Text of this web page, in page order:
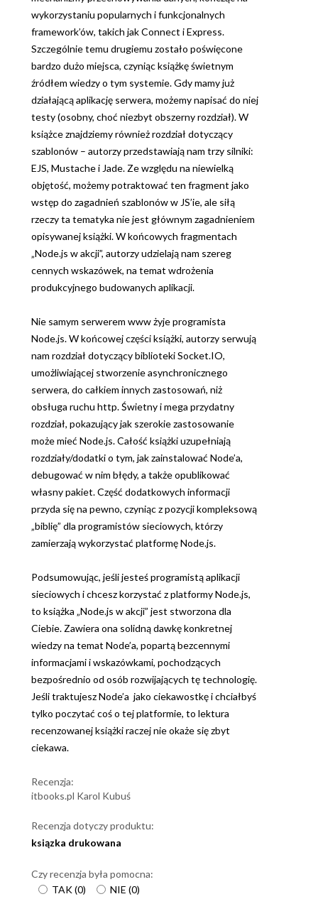
wykorzystaniu popularnych i funkcjonalnych
framework’ów, takich jak Connect i Express.
Szczególnie temu drugiemu zostało poświęcone
bardzo dużo miejsca, czyniąc książkę świetnym
źródłem wiedzy o tym systemie. Gdy mamy już
działającą aplikację serwera, możemy napisać do niej
testy (osobny, choć niezbyt obszerny rozdział). W
książce znajdziemy również rozdział dotyczący
szablonów – autorzy przedstawiają nam trzy silniki:
EJS, Mustache i Jade. Ze względu na niewielką
objętość, możemy potraktować ten fragment jako
wstęp do zagadnień szablonów w JS’ie, ale siłą
rzeczy ta tematyka nie jest głównym zagadnieniem
opisywanej książki. W końcowych fragmentach
„Node.js w akcji”, autorzy udzielają nam szereg
cennych wskazówek, na temat wdrożenia
produkcyjnego budowanych aplikacji.
Nie samym serwerem www żyje programista
Node.js. W końcowej części książki, autorzy serwują
nam rozdział dotyczący biblioteki Socket.IO,
umożliwiającej stworzenie asynchronicznego
serwera, do całkiem innych zastosowań, niż
obsługa ruchu http. Świetny i mega przydatny
rozdział, pokazujący jak szerokie zastosowanie
może mieć Node.js. Całość książki uzupełniają
rozdziały/dodatki o tym, jak zainstalować Node’a,
debugować w nim błędy, a także opublikować
własny pakiet. Część dodatkowych informacji
przyda się na pewno, czyniąc z pozycji kompleksową
„biblię” dla programistów sieciowych, którzy
zamierzają wykorzystać platformę Node.js.
Podsumowując, jeśli jesteś programistą aplikacji
sieciowych i chcesz korzystać z platformy Node.js,
to książka „Node.js w akcji” jest stworzona dla
Ciebie. Zawiera ona solidną dawkę konkretnej
wiedzy na temat Node’a, popartą bezcennymi
informacjami i wskazówkami, pochodzących
bezpośrednio od osób rozwijających tę technologię.
Jeśli traktujesz Node’a jako ciekawostkę i chciałbyś
tylko poczytać coś o tej platformie, to lektura
recenzowanej książki raczej nie okaże się zbyt
ciekawa.
Recenzja:
itbooks.pl Karol Kubuś
Recenzja dotyczy produktu:
ksiązka drukowana
Czy recenzja była pomocna:
TAK(0) NIE (0)